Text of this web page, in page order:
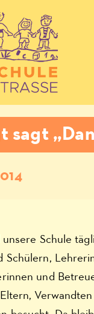
sagt
Schule
Schülern,
und